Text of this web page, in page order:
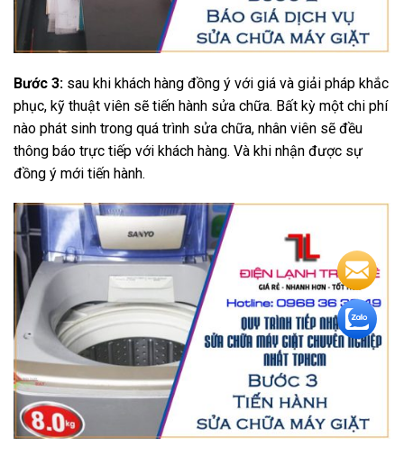
Bước 3: sau khi khách hàng đồng ý với giá và giải pháp khắc
phục, kỹ thuật viên sẽ tiến hành sửa chữa. Bất kỳ một chi phí
nào phát sinh trong quá trình sửa chữa, nhân viên sẽ đều
thông báo trực tiếp với khách hàng. Và khi nhận được sự
đồng ý mới tiến hành.